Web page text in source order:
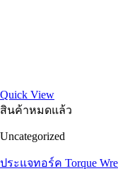
Quick View
สินค้าหมดแล้ว
Uncategorized
ประแจทอร์ค Torque